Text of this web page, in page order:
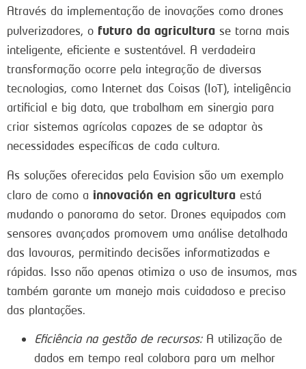
Através da implementação de inovações como drones
pulverizadores, o futuro da agricultura se torna mais
inteligente, eficiente e sustentável. A verdadeira
transformação ocorre pela integração de diversas
tecnologias, como Internet das Coisas (IoT), inteligência
artificial e big data, que trabalham em sinergia para
criar sistemas agrícolas capazes de se adaptar às
necessidades específicas de cada cultura.
As soluções oferecidas pela Eavision são um exemplo
claro de como a innovación en agricultura está
mudando o panorama do setor. Drones equipados com
sensores avançados promovem uma análise detalhada
das lavouras, permitindo decisões informatizadas e
rápidas. Isso não apenas otimiza o uso de insumos, mas
também garante um manejo mais cuidadoso e preciso
das plantações.
Eficiência na gestão de recursos:A utilização de
dados em tempo real colabora para um melhor